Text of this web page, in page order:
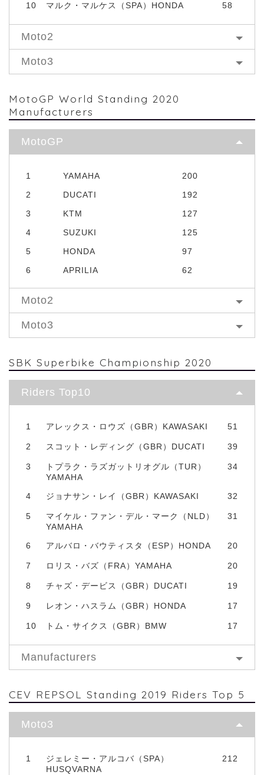
10 マルク・マルケス（SPA）HONDA 58
Moto2
Moto3
MotoGP World Standing 2020
Manufacturers
MotoGP
1 YAMAHA
200
2
DUCATI
192
3
KTM
127
4
SUZUKI
125
5
HONDA
97
6
APRILIA 62
Moto2
Moto3
SBK Superbike Championship 2020
Riders Top10
1 アレックス・ロウズ（GBR）KAWASAKI 51
2 スコット・レディング（GBR）DUCATI 39
3
トプラク・ラズガットリオグル（TUR）
YAMAHA
34
4 ジョナサン・レイ（GBR）KAWASAKI 32
5
マイケル・ファン・デル・マーク（NLD）
YAMAHA
31
6 アルバロ・バウティスタ（ESP）HONDA 20
7 ロリス・バズ（FRA）YAMAHA 20
8 チャズ・デービス（GBR）DUCATI 19
9 レオン・ハスラム（GBR）HONDA 17
10 トム・サイクス（GBR）BMW 17
Manufacturers
CEV REPSOL Standing 2019 Riders Top 5
Moto3
1
ジェレミー・アルコバ（SPA）
HUSQVARNA
212